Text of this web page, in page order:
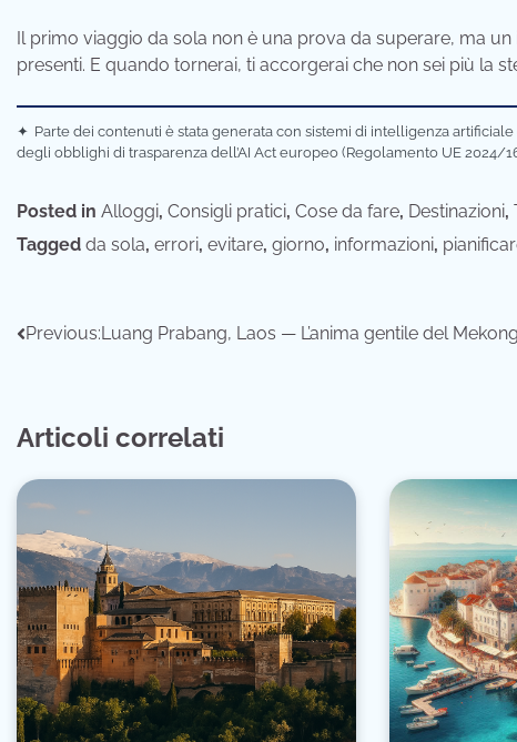
Il primo viaggio da sola non è una prova da superare, ma
presenti. E quando tornerai, ti accorgerai che non sei più la
✦ Parte dei contenuti è stata generata con sistemi di intelligenza
degli obblighi di trasparenza dell’AI Act europeo (Regolamento UE 2024/
Posted in Alloggi, Consigli pratici, Cose da fare, Destinazioni,
Tagged da sola, errori, evitare, giorno, informazioni,
Navigazione
Previous:Luang Prabang, Laos — L’anima gentile del Mekong
Articoli correlati